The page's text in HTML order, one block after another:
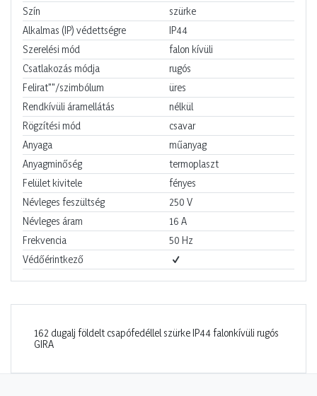
Szín
szürke
Alkalmas (IP) védettségre
IP44
Szerelési mód
falon kívüli
Csatlakozás módja
rugós
Felirat""/szimbólum
üres
Rendkívüli áramellátás
nélkül
Rögzítési mód
csavar
Anyaga
műanyag
Anyagminőség
termoplaszt
Felület kivitele
fényes
Névleges feszültség
250 V
Névleges áram
16 A
Frekvencia
50 Hz
Védőérintkező
162 dugalj földelt csapófedéllel szürke IP44 falonkívüli rugós
GIRA